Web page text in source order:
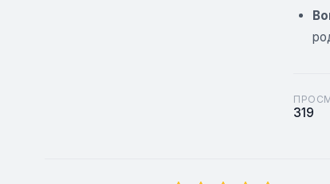
319